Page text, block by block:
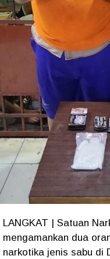
LANGKAT | Satuan
mengamankan dua
narkotika jenis sabu di